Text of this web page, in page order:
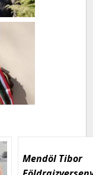
Mendöl Tibor